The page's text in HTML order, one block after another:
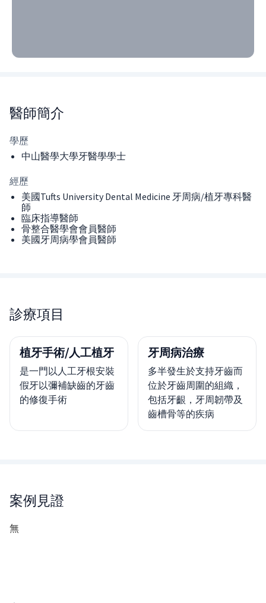
醫師簡介
學歷
中山醫學大學牙醫學學士
經歷
美國Tufts University Dental Medicine 牙周病/植牙專科醫
師
臨床指導醫師
骨整合醫學會會員醫師
美國牙周病學會員醫師
診療項目
植牙手術/人工植牙
是一門以人工牙根安裝
假牙以彌補缺齒的牙齒
的修復手術
牙周病治療
多半發生於支持牙齒而
位於牙齒周圍的組織，
包括牙齦，牙周韌帶及
齒槽骨等的疾病
案例見證
無